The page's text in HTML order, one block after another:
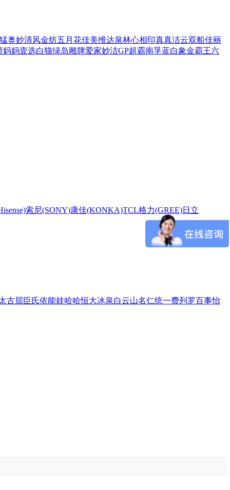
奥妙清风金纺五月花佳美维达泉林心相印真真洁云双船佳丽
妈妈壹选白猫绿岛雕牌爱家妙洁GP超霸南孚蓝白象金霸王六
索尼(SONY)康佳(KONKA)TCL格力(GREE)日立
古屈臣氏依能娃哈哈恒大冰泉白云山名仁统一费列罗百事怡